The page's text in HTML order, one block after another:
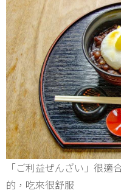
「ご利益ぜんざい」很
的，吃來很舒服